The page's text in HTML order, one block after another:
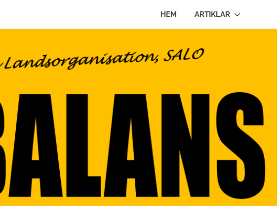
HEM ARTIKLAR